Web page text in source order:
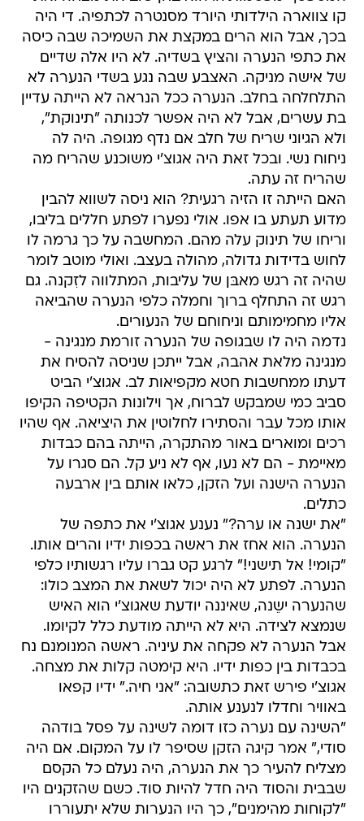
קו צווארה הילדותי היורד מסנטרה לכתפיה. די היה
בכך, אבל הוא הרים במקצת את השמיכה שבה כיסה
את כתפי הנערה והציץ בשדיה. לא היו אלה שדיים
של אישה מניקה. האצבע שבה נגע בשדי הנערה לא
התלחלחה בחלב. הנערה ככל הנראה לא הייתה עדיין
בת עשרים, אבל לא היה אפשר לכנותה "תינוקת",
ולא הגיוני שריח של חלב אם נדף מגופה. היה לה
ניחוח נשי. ובכל זאת היה אגוצ'י משוכנע שהריח מה
שהריח זה עתה.
האם הייתה זו הזיה רגעית? הוא ניסה לשווא להבין
מדוע תעתע בו אפו. אולי נפערו לפתע חללים בליבו,
וריחו של תינוק עלה מהם. המחשבה על כך גרמה לו
לחוש בדידות גדולה, מהולה בעצב. ואולי מוטב לומר
שהיה זה רגש מאבּן של עליבות, המתלווה לזִקנה. גם
רגש זה התחלף ברוך וחמלה כלפי הנערה שהביאה
אליו מחמימותם וניחוחם של הנעורים.
נדמה היה לו שבגופה של הנערה זורמת מנגינה -
מנגינה מלאת אהבה, אבל ייתכן שניסה להסיח את
דעתו ממחשבות חטא מקפיאות לב. אגוצ'י הביט
סביב כמי שמבקש לברוח, אך וילונות הקטיפה הקיפו
אותו מכל עבר והסתירו לחלוטין את היציאה. אף שהיו
רכים ומוארים באור מהתקרה, הייתה בהם כבדות
מאיימת - הם לא נעו, אף לא ניע קל. הם סגרו על
הנערה הישנה ועל הזקן, כלאו אותם בין ארבעה
כתלים.
"את ישנה או ערה?" נענע אגוצ'י את כתפה של
הנערה. הוא אחז את ראשה בכפות ידיו והרים אותו.
"קומי! אל תישני!" לרגע קט גברו עליו רגשותיו כלפי
הנערה. לפתע לא היה יכול לשאת את המצב כולו:
שהנערה ישֵנה, שאיננה יודעת שאגוצ'י הוא האיש
שנמצא לצידה. היא לא הייתה מודעת כלל לקיומו.
אבל הנערה לא פקחה את עיניה. ראשה המנומנם נח
בכבדות בין כפות ידיו. היא קימטה קלות את מצחה.
אגוצ'י פירש זאת כתשובה: "אני חיה." ידיו קפאו
באוויר וחדלו לנענע אותה.
"השינה עם נערה כזו דומה לשינה על פסל בודהה
סודי," אמר קיגה הזקן שסיפר לו על המקום. אם היה
מצליח להעיר כך את הנערה, היה נעלם כל הקסם
שבבית והסוד היה חדל להיות סוד. כשם שהזקנים היו
"לקוחות מהימנים", כך היו הנערות שלא יתעוררו